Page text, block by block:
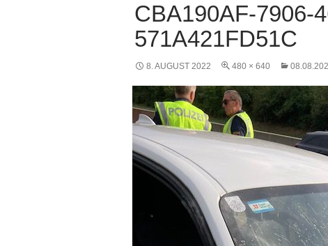
CBA190AF-7906-
571A421FD51C
8. AUGUST 2022 480 × 640